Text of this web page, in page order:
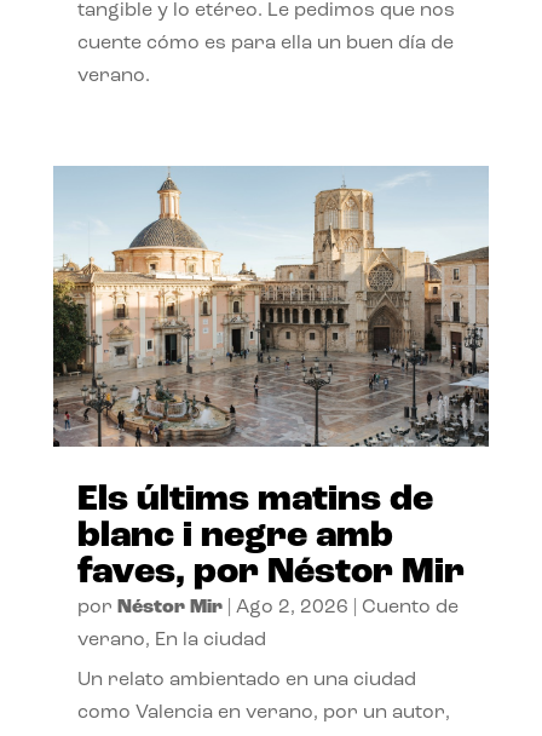
tangible y lo etéreo. Le pedimos que nos
cuente cómo es para ella un buen día de
verano.
Els últims matins de
blanc i negre amb
faves, por Néstor Mir
por Néstor Mir| Ago 2, 2026
Cuento de
verano, En la ciudad
Un relato ambientado en una ciudad
como Valencia en verano, por un autor,